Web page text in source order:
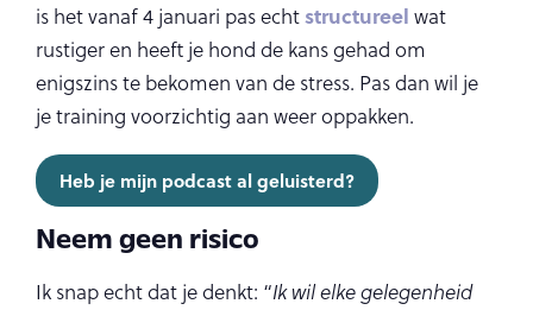
is het vanaf 4 januari pas echtstructureel wat
rustiger en heeft je hond de kans gehad om
enigszins te bekomen van de stress. Pas dan wil je
je training voorzichtig aan weer oppakken.
Heb je mijn podcast al geluisterd?
Neem geen risico
Ik snap echt dat je denkt: “Ik wil elke gelegenheid